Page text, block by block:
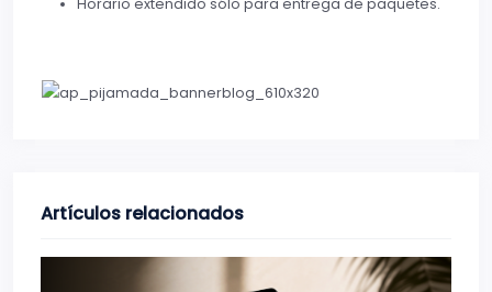
Horario extendido sólo para entrega de paquetes.
Artículos relacionados